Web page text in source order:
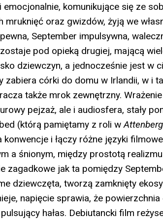
emocjonalnie, komunikujące się ze
mruknięć oraz gwizdów, żyją we
September impulsywna,
pod opieką drugiej, mającą
dziewczyn, a jednocześnie jest w
zabiera córki do domu w Irlandii, w i
także mrok zewnętrzny.
pejzaż, ale i audiosfera, stały
(którą pamiętamy z roli wAttenberg
i łączy różne języki
a śnionym, między prostotą
zagadkowe jak ta pomiędzy
dziewczęta, tworzą zamknięty
napięcie sprawia, że powierzchnia
hałas. Debiutancki film